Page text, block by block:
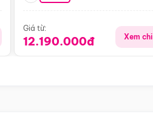
Giá từ:
12.190.000đ Xem